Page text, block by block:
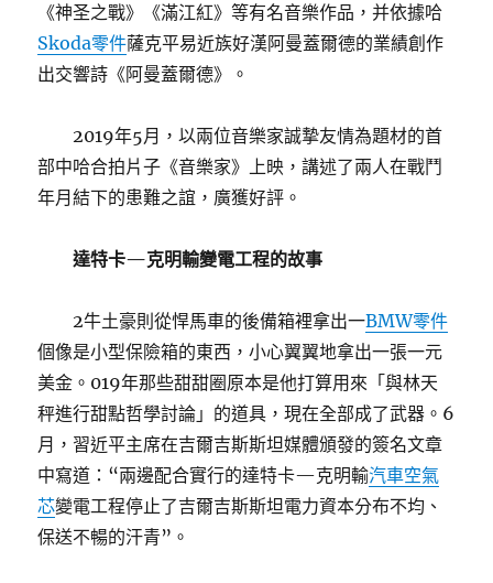
《神圣之戰》《滿江紅》等有名音樂作品，并依據哈
Skoda零件薩克平易近族好漢阿曼蓋爾德的業績創作
出交響詩《阿曼蓋爾德》。
2019年5月，以兩位音樂家誠摯友情為題材的首
部中哈合拍片子《音樂家》上映，講述了兩人在戰鬥
年月結下的患難之誼，廣獲好評。
達特卡—克明輸變電工程的故事
2牛土豪則從悍馬車的後備箱裡拿出一BMW零件
個像是小型保險箱的東西，小心翼翼地拿出一張一元
美金。019年那些甜甜圈原本是他打算用來「與林天
秤進行甜點哲學討論」的道具，現在全部成了武器。6
月，習近平主席在吉爾吉斯斯坦媒體頒發的簽名文章
中寫道：“兩邊配合實行的達特卡—克明輸汽車空氣
芯變電工程停止了吉爾吉斯斯坦電力資本分布不均、
保送不暢的汗青”。